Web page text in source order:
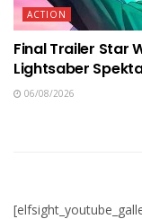
ACTION
Final Trailer Star
Lightsaber
06/08/2026